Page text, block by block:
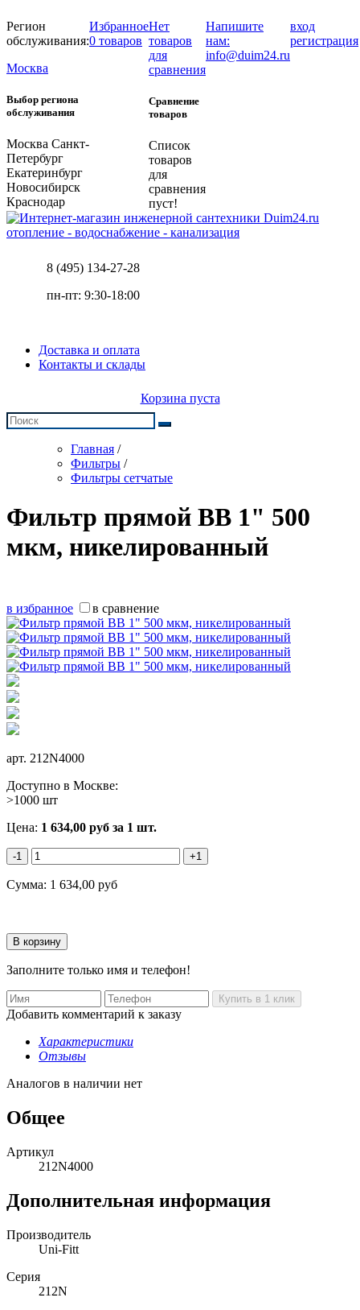
Регион
обслуживания:
Москва
Выбор региона
обслуживания
Москва Санкт-
Петербург
Екатеринбург
Новосибирск
Краснодар
Избранное
0 товаров
Нет
товаров
для
сравнения
Сравнение
товаров
Список
товаров
для
сравнения
пуст!
Напишите
нам:
info@duim24.ru
вход
регистрация
отопление - водоснабжение - канализация
8 (495) 134-27-28
пн-пт: 9:30-18:00
Доставка и оплата
Контакты и склады
Корзина пуста
Главная /
Фильтры /
Фильтры сетчатые
Фильтр прямой ВВ 1" 500
мкм, никелированный
в избранное в сравнение
арт. 212N4000
Доступно в Москве:
>1000 шт
Цена: 1 634,00 руб за 1 шт.
-1 +1
Сумма: 1 634,00 руб
Заполните только имя и телефон!
Добавить комментарий к заказу
Характеристики
Отзывы
Аналогов в наличии нет
Общее
Артикул
212N4000
Дополнительная информация
Производитель
Uni-Fitt
Серия
212N